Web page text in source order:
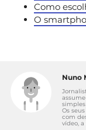
Como
O
Nuno
Os
com
vídeo,